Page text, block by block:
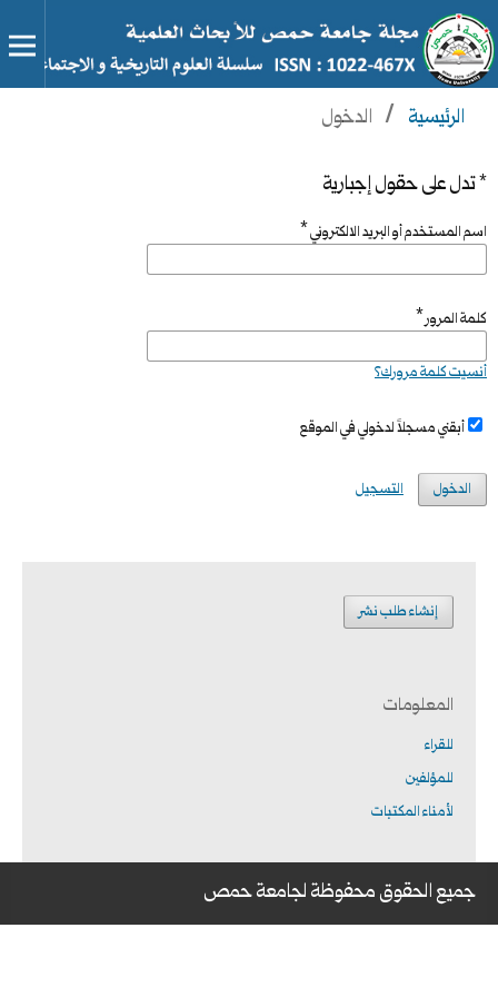
الرئيسية / الدخول
* تدل على حقول إجبارية
اسم المستخدم أو البريد الالكتروني*
كلمة المرور*
أنسيت كلمة مرورك؟
أبقني مسجلاً لدخولي في الموقع
الدخول التسجيل
إنشاء طلب نشر
المعلومات
للقراء
للمؤلفين
لأمناء المكتبات
جميع الحقوق محفوظة لجامعة حمص